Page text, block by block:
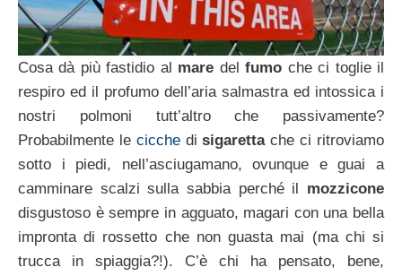
Cosa dà più fastidio al mare delfumo che ci toglie il
respiro ed il profumo dell’aria salmastra ed intossica i
nostri polmoni tutt’altro che passivamente?
Probabilmente le cicchedisigarettache ci ritroviamo
sotto i piedi, nell’asciugamano, ovunque e guai a
camminare scalzi sulla sabbia perché il mozzicone
disgustoso è sempre in agguato, magari con una bella
impronta di rossetto che non guasta mai (ma chi si
trucca in spiaggia?!). C’è chi ha pensato, bene,